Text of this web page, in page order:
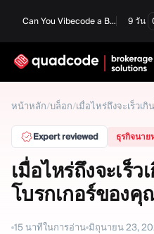
Can You Vibecode a Brokerage Platform? 9 วัน
หน้าหลัก/บล็อก/เมื่อไหร่ถึงจะเร็วเ
Expert reviewed ธุรกิจนาย
เมื่อไหร่ถึงจะเร็
โบรกเกอร์ของคุ
15 นาทีในการอ่าน มิถุนายน 23,
LANGUAGE
ภาษาไทย
โซลูชันครบวงจร
ฟอเร็กซ์ / CFD